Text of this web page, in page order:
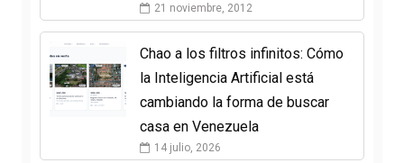
21 noviembre, 2012
Chao a los filtros infinitos: Cómo
la Inteligencia Artificial está
cambiando la forma de buscar
casa en Venezuela
14 julio, 2026